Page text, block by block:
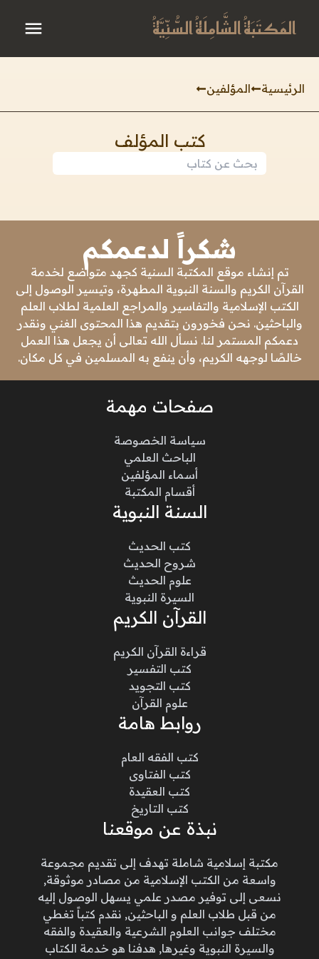
المَكتَبَةُ الشَّامِلَةُ السُّنِّيَّةُ
الرئيسية المؤلفين
كتب المؤلف
شكراً لدعمكم
تم إنشاء موقع المكتبة السنية كجهد متواضع لخدمة
القرآن الكريم والسنة النبوية المطهرة، وتيسير الوصول إلى
الكتب الإسلامية والتفاسير والمراجع العلمية لطلاب العلم
والباحثين. نحن فخورون بتقديم هذا المحتوى الغني ونقدر
دعمكم المستمر لنا. نسأل الله تعالى أن يجعل هذا العمل
خالصًا لوجهه الكريم، وأن ينفع به المسلمين في كل مكان.
صفحات مهمة
سياسة الخصوصة
الباحث العلمي
أسماء المؤلفين
أقسام المكتبة
السنة النبوية
كتب الحديث
شروح الحديث
علوم الحديث
السيرة النبوية
القرآن الكريم
قراءة القرآن الكريم
كتب التفسير
كتب التجويد
علوم القرآن
روابط هامة
كتب الفقه العام
كتب الفتاوى
كتب العقيدة
كتب التاريخ
نبذة عن موقعنا
مكتبة إسلامية شاملة تهدف إلى تقديم مجموعة
واسعة من الكتب الإسلامية من مصادر موثوقة,
نسعى إلى توفير مصدر علمي يسهل الوصول إليه
من قبل طلاب العلم و الباحثين, نقدم كتباً تغطي
مختلف جوانب العلوم الشرعية والعقيدة والفقه
والسيرة النبوية وغيرها, هدفنا هو خدمة الكتاب